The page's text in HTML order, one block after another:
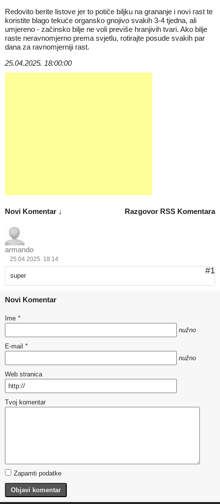
Redovito berite listove jer to potiče biljku na grananje i novi rast te
koristite blago tekuće organsko gnojivo svakih 3-4 tjedna, ali
umjereno - začinsko bilje ne voli previše hranjivih tvari. Ako bilje
raste neravnomjerno prema svjetlu, rotirajte posude svakih par
dana za ravnomjerniji rast.
25.04.2025. 18:00:00
Razgovor RSS Komentara
Novi Komentar ↓
armando
25.04.2025. 18:14
#1
super
Novi Komentar
Ime *
nužno
E-mail *
nužno
Web stranica
Tvoj komentar
Zapamti podatke
Objavi komentar